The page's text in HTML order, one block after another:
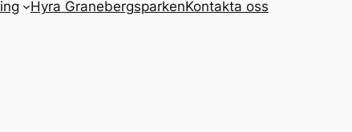
Hyra GranebergsparkenKontakta oss